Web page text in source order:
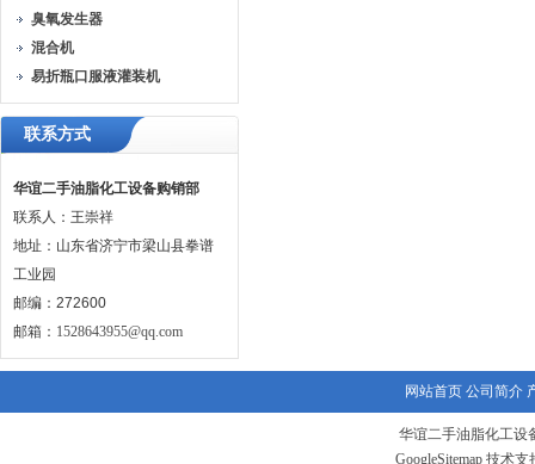
臭氧发生器
混合机
易折瓶口服液灌装机
联系方式
华谊二手油脂化工设备购销部
联系人：王崇祥
地址：山东省济宁市梁山县拳谱
工业园
邮编：272600
邮箱： 1528643955@qq.com
网站首页 公司简介
华谊二手油脂化工设
GoogleSitemap 技术支